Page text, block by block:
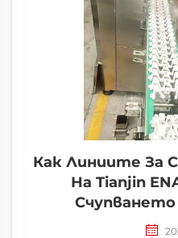
Как Линиите За
На Tianjin
Счупването